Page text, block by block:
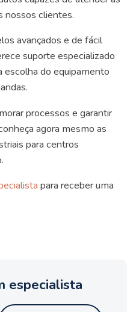
nossos clientes.
avançados e de fácil
suporte especializado
escolha do equipamento
processos e garantir
agora mesmo as
para centros
para receber uma
especialista